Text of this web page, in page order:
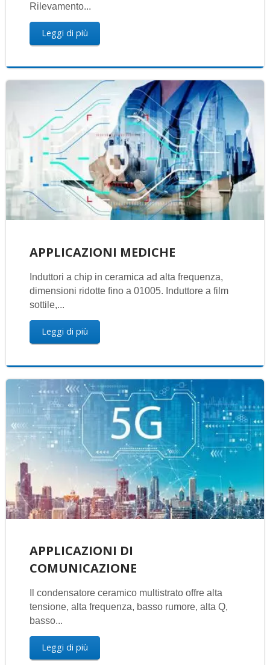
Rilevamento...
Leggi di più
APPLICAZIONI MEDICHE
Induttori a chip in ceramica ad alta frequenza,
dimensioni ridotte fino a 01005. Induttore a film
sottile,...
Leggi di più
APPLICAZIONI DI
COMUNICAZIONE
Il condensatore ceramico multistrato offre alta
tensione, alta frequenza, basso rumore, alta Q,
basso...
Leggi di più